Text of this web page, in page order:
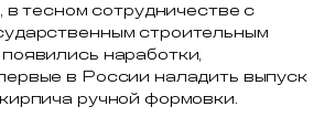
в тесном сотрудничестве с
строительным
наработки,
в России наладить выпуск
ручной формовки.